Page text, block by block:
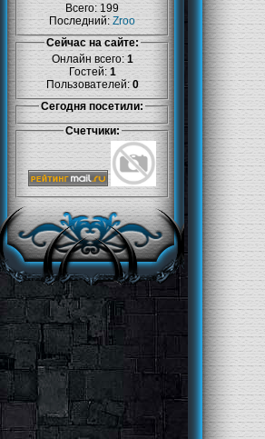
Всего: 199
Последний:Zroo
Сейчас на сайте:
Онлайн всего:1
Гостей: 1
Пользователей:0
Сегодня посетили:
Счетчики: